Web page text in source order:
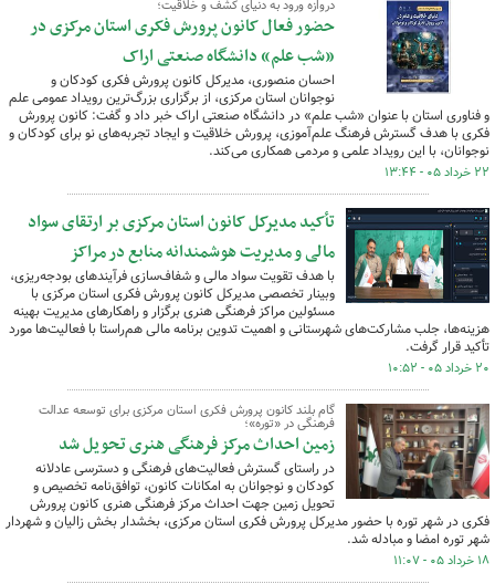
دروازه ورود به دنیای کشف و خلاقیت؛
حضور فعال کانون پرورش فکری استان مرکزی در
«شب علم» دانشگاه صنعتی اراک
احسان منصوری، مدیرکل کانون پرورش فکری کودکان و
نوجوانان استان مرکزی، از برگزاری بزرگ‌ترین رویداد عمومی علم
و فناوری استان با عنوان «شب علم» در دانشگاه صنعتی اراک خبر داد و گفت: کانون پرورش
فکری با هدف گسترش فرهنگ علم‌آموزی، پرورش خلاقیت و ایجاد تجربه‌های نو برای کودکان و
نوجوانان، با این رویداد علمی و مردمی همکاری می‌کند.
۲۲ خرداد ۰۵ - ۱۳:۴۴
تأکید مدیرکل کانون استان مرکزی بر ارتقای سواد
مالی و مدیریت هوشمندانه منابع در مراکز
با هدف تقویت سواد مالی و شفاف‌سازی فرآیندهای بودجه‌ریزی،
وبینار تخصصی مدیرکل کانون پرورش فکری استان مرکزی با
مسئولین مراکز فرهنگی هنری برگزار و راهکارهای مدیریت بهینه
هزینه‌ها، جلب مشارکت‌های شهرستانی و اهمیت تدوین برنامه مالی هم‌راستا با فعالیت‌ها مورد
تأکید قرار گرفت.
۲۰ خرداد ۰۵ - ۱۰:۵۲
گام بلند کانون پرورش فکری استان مرکزی برای توسعه عدالت
فرهنگی در «توره»؛
زمین احداث مرکز فرهنگی هنری تحویل شد
در راستای گسترش فعالیت‌های فرهنگی و دسترسی عادلانه
کودکان و نوجوانان به امکانات کانون، توافق‌نامه تخصیص و
تحویل زمین جهت احداث مرکز فرهنگی هنری کانون پرورش
فکری در شهر توره با حضور مدیرکل پرورش فکری استان مرکزی، بخشدار بخش زالیان و شهردار
شهر توره امضا و مبادله شد.
۱۸ خرداد ۰۵ - ۱۱:۰۷